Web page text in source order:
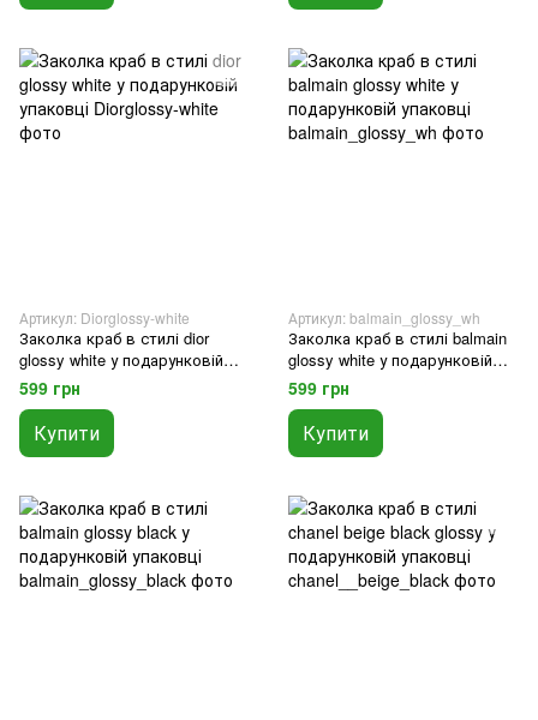
Артикул: Diorglossy-white
Заколка краб в стилі dior
glossy white у подарунковій
упаковці
599 грн
Купити
Артикул: balmain_glossy_wh
Заколка краб в стилі balmain
glossy white у подарунковій
упаковці
599 грн
Купити